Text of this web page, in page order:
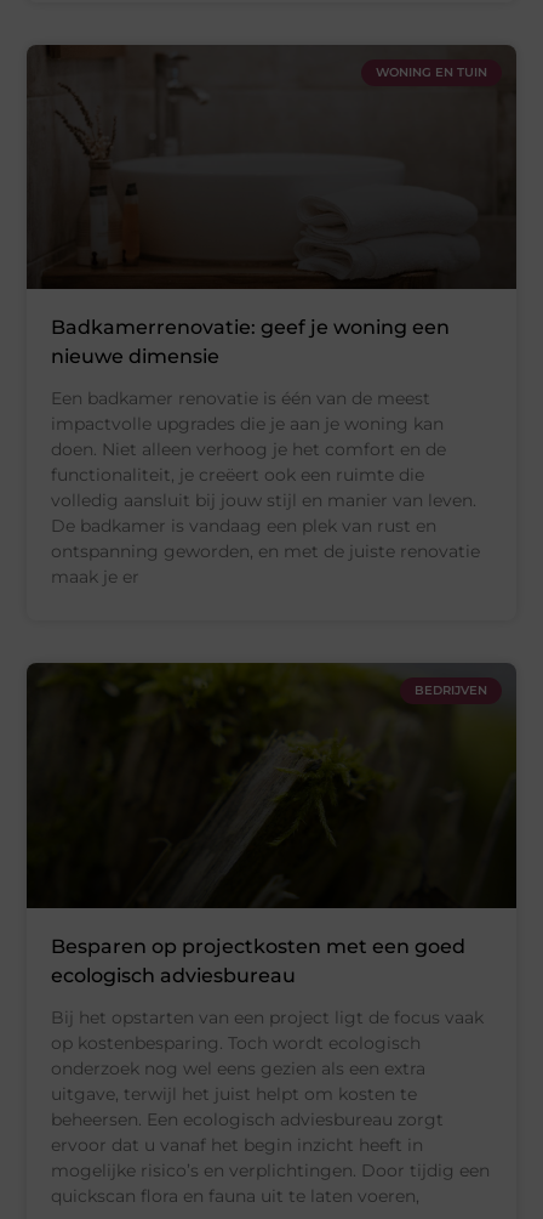
WONING EN TUIN
Badkamerrenovatie: geef je woning een
nieuwe dimensie
Een badkamer renovatie is één van de meest
impactvolle upgrades die je aan je woning kan
doen. Niet alleen verhoog je het comfort en de
functionaliteit, je creëert ook een ruimte die
volledig aansluit bij jouw stijl en manier van leven.
De badkamer is vandaag een plek van rust en
ontspanning geworden, en met de juiste renovatie
maak je er
BEDRIJVEN
Besparen op projectkosten met een goed
ecologisch adviesbureau
Bij het opstarten van een project ligt de focus vaak
op kostenbesparing. Toch wordt ecologisch
onderzoek nog wel eens gezien als een extra
uitgave, terwijl het juist helpt om kosten te
beheersen. Een ecologisch adviesbureau zorgt
ervoor dat u vanaf het begin inzicht heeft in
mogelijke risico’s en verplichtingen. Door tijdig een
quickscan flora en fauna uit te laten voeren,